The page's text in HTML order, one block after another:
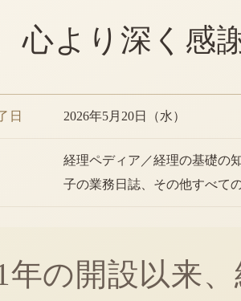
心より深く感
日 2026年5月20日（水）
経理ペディア／経理の基礎の
子の業務日誌、その他すべて
年の開設以来